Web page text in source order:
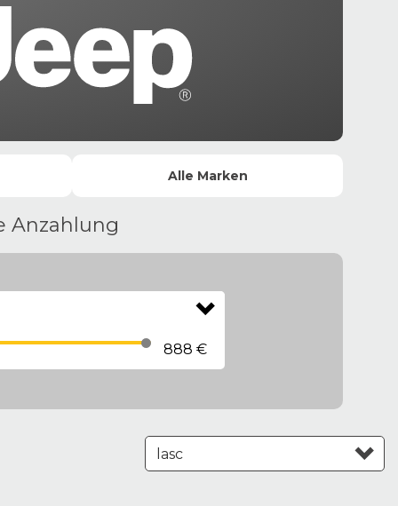
Alle Marken
Anzahlung
888 €
Leasing aufsteigend